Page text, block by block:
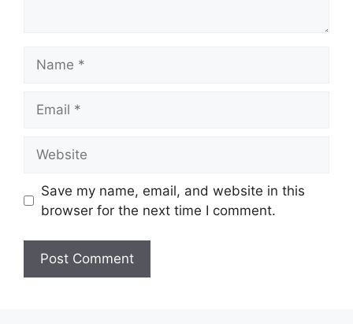
Save my name, email, and website in this
browser for the next time I comment.